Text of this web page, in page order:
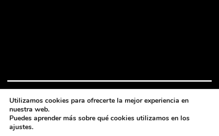
Utilizamos cookies para ofrecerte la mejor experiencia en
nuestra web.
Puedes aprender más sobre qué cookies utilizamos en los
ajustes.
2026 © Todos los derechos reservados